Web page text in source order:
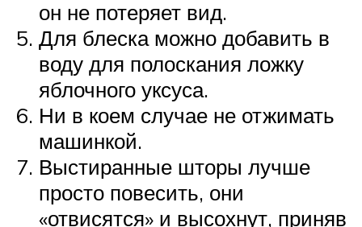
он не потеряет вид.
Для блеска можно добавить в
воду для полоскания ложку
яблочного уксуса.
Ни в коем случае не отжимать
машинкой.
Выстиранные шторы лучше
просто повесить, они
«отвисятся» и высохнут, приняв